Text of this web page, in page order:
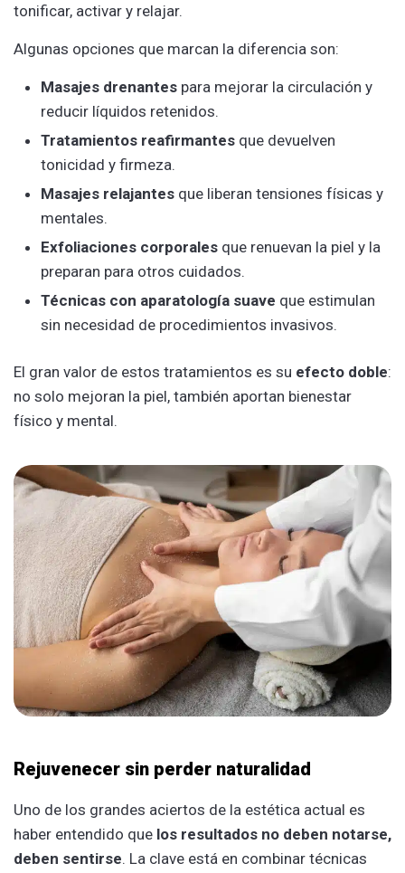
tonificar, activar y relajar.
Algunas opciones que marcan la diferencia son:
Masajes drenantes para mejorar la circulación y
reducir líquidos retenidos.
Tratamientos reafirmantes que devuelven
tonicidad y firmeza.
Masajes relajantes que liberan tensiones físicas y
mentales.
Exfoliaciones corporales que renuevan la piel y la
preparan para otros cuidados.
Técnicas con aparatología suave que estimulan
sin necesidad de procedimientos invasivos.
El gran valor de estos tratamientos es su efecto doble:
no solo mejoran la piel, también aportan bienestar
físico y mental.
Rejuvenecer sin perder naturalidad
Uno de los grandes aciertos de la estética actual es
haber entendido que los resultados no deben notarse,
deben sentirse. La clave está en combinar técnicas